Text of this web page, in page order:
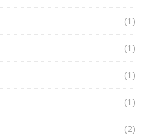
(1)
(1)
(1)
(1)
(2)